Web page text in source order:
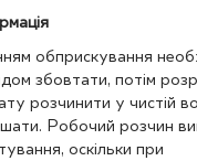
обприскування
збовтати, потім
розчинити у чистій
Робочий розчин
оскільки при